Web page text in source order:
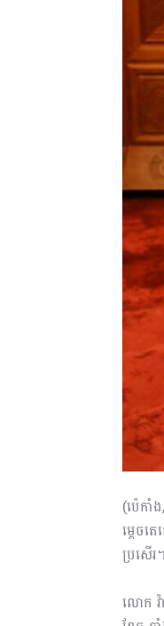
(ប៉េក
ម្តេច
ប្រសើរ។
លោក វ៉